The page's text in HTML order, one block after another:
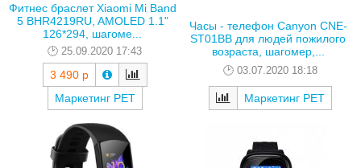
Фитнес браслет Xiaomi Mi Band
5 BHR4219RU, AMOLED 1.1"
126*294, шагоме...
25.09.2020 17:43
3 490 р
Маркетинг РЕТ
Часы - телефон Canyon CNE-
ST01BB для людей пожилого
возраста, шагомер,...
03.07.2020 18:18
Маркетинг РЕТ